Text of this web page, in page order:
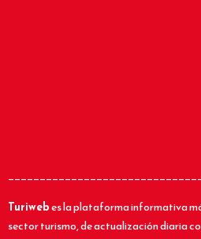
Turiwebes la plataforma informativa
sector turismo, de actualización diaria